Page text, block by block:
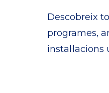
Descobreix
programes,
instal·lacions